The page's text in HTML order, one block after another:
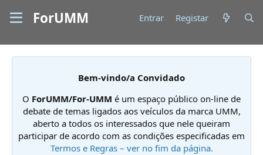
ForUMM Entrar Registar
Bem-vindo/a Convidado
O ForUMM/For-UMM é um espaço público on-line de
debate de temas ligados aos veículos da marca UMM,
aberto a todos os interessados que nele queiram
participar de acordo com as condições especificadas em
Termos e Regras – ver no fim da página.